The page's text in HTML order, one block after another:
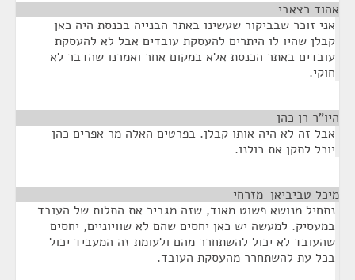
אהוד רצאבי
אני זוכר שבביקור שעשינו באתר הבנייה בכנסת היה כאן
קבלן שהיו לו היתרים להעסקת עובדים אבל לא להעסקת
עובדים באתר הכנסת אלא במקום אחר ואמרנו שהדבר לא
חוקי.
היו"ר רן כהן
אבל זה לא היה אותו קבלן. בפרטים האלה מר אפרים כהן
יוכל לתקן את כולנו.
מיכל טביביאן-מזרחי
נתחיל מנושא פשוט מאוד, שזה מגביר את התלות של העובד
במעסיק. למעשה יש כאן יחסים שהם לא שוויוניים, יחסים
שהעובד לא יכול להשתחרר מהם ולעומת זה המעביד יכול
בכל עת להשתחרר מהעסקת העובד.